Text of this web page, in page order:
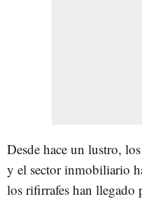
Desde hace un lustro,
y el sector inmobiliario
los rifirrafes han llegado